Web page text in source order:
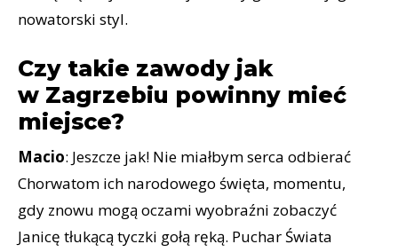
nowatorski styl.
Czy takie zawody jak
w Zagrzebiu powinny mieć
miejsce?
Macio: Jeszcze jak! Nie miałbym serca odbierać
Chorwatom ich narodowego święta, momentu,
gdy znowu mogą oczami wyobraźni zobaczyć
Janicę tłukącą tyczki gołą ręką. Puchar Świata